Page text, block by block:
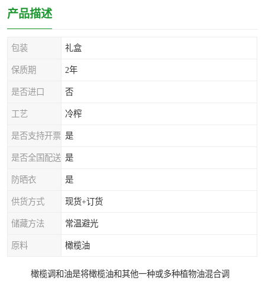
产品描述
包装 礼盒
保质期 2年
是否进口 否
工艺 冷榨
是否支持开票 是
是否全国配送 是
防晒衣 是
供货方式 现货+订货
储藏方法 常温避光
原料 橄榄油
橄榄调和油是将橄榄油和其他一种或多种植物油混合调